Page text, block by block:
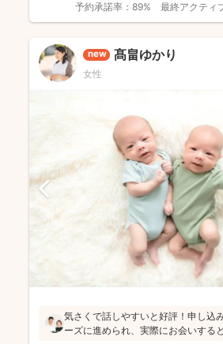
予約承諾率： 89% 最終アクティ
new 髙畠ゆかり
女性
気さくで話しやすいと好評！申し込
ーズに進められ、実際にお会いする